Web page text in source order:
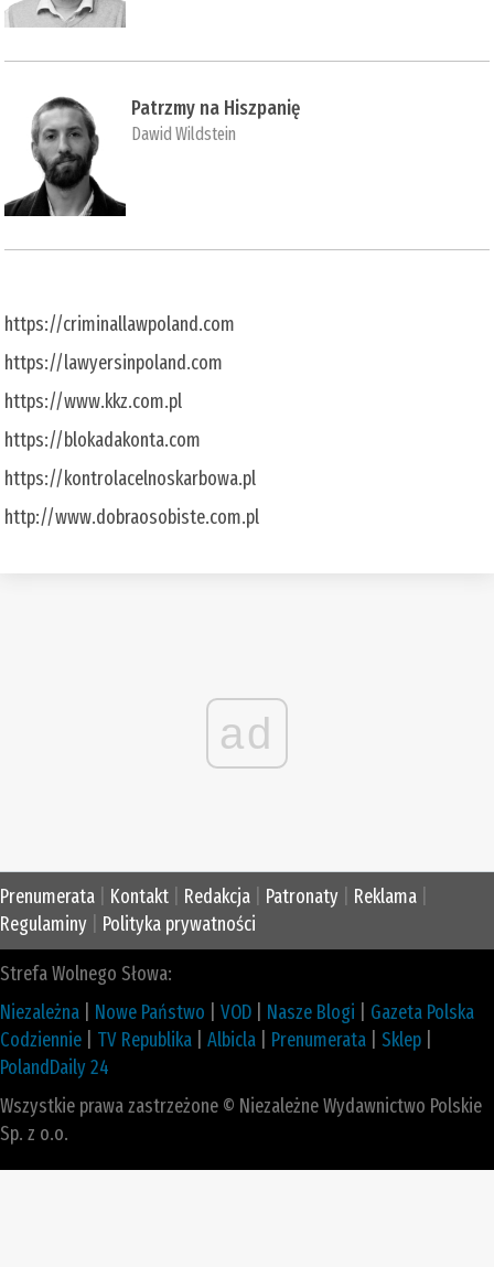
Patrzmy na Hiszpanię
Dawid Wildstein
https://criminallawpoland.com
https://lawyersinpoland.com
https://www.kkz.com.pl
https://blokadakonta.com
https://kontrolacelnoskarbowa.pl
http://www.dobraosobiste.com.pl
ad
Prenumerata Kontakt Redakcja Patronaty Reklama
Regulaminy
Polityka prywatności
Strefa Wolnego Słowa:
Niezależna
Nowe Państwo VOD Nasze Blogi
Gazeta Polska
Codziennie
TV Republika Albicla Prenumerata Sklep
PolandDaily 24
Wszystkie prawa zastrzeżone © Niezależne Wydawnictwo Polskie
Sp. z o.o.